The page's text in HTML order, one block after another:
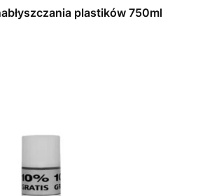
plastików 750ml